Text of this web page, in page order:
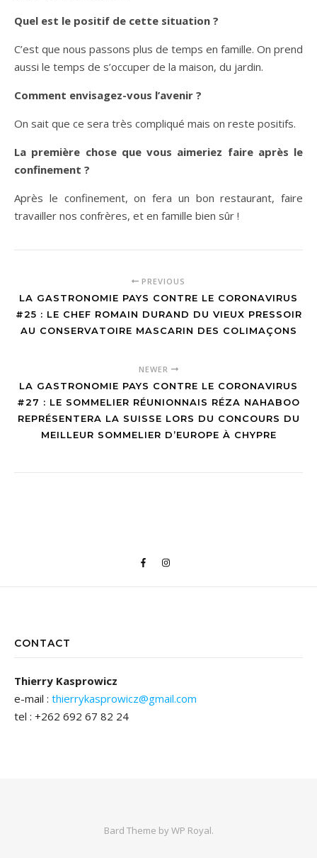
Quel est le positif de cette situation ?
C’est que nous passons plus de temps en famille. On prend
aussi le temps de s’occuper de la maison, du jardin.
Comment envisagez-vous l’avenir ?
On sait que ce sera très compliqué mais on reste positifs.
La première chose que vous aimeriez faire après le
confinement ?
Après le confinement, on fera un bon restaurant, faire
travailler nos confrères, et en famille bien sûr !
PREVIOUS
LA GASTRONOMIE PAYS CONTRE LE CORONAVIRUS
#25 : LE CHEF ROMAIN DURAND DU VIEUX PRESSOIR
AU CONSERVATOIRE MASCARIN DES COLIMAÇONS
NEWER
LA GASTRONOMIE PAYS CONTRE LE CORONAVIRUS
#27 : LE SOMMELIER RÉUNIONNAIS RÉZA NAHABOO
REPRÉSENTERA LA SUISSE LORS DU CONCOURS DU
MEILLEUR SOMMELIER D’EUROPE À CHYPRE
CONTACT
Thierry Kasprowicz
e-mail : thierrykasprowicz@gmail.com
tel : +262 692 67 82 24
Bard Theme byWP Royal.